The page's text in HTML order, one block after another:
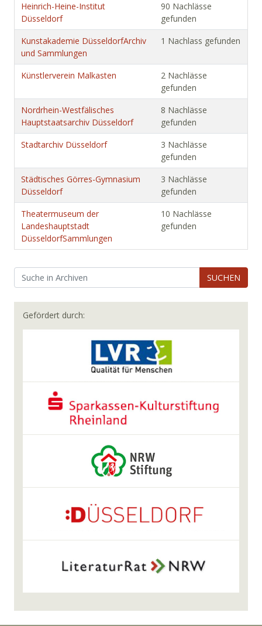
Heinrich-Heine-Institut
Düsseldorf
90 Nachlässe
gefunden
Kunstakademie DüsseldorfArchiv
und Sammlungen
1 Nachlass gefunden
Künstlerverein Malkasten
2 Nachlässe
gefunden
Nordrhein-Westfälisches
Hauptstaatsarchiv Düsseldorf
8 Nachlässe
gefunden
Stadtarchiv Düsseldorf
3 Nachlässe
gefunden
Städtisches Görres-Gymnasium
Düsseldorf
3 Nachlässe
gefunden
Theatermuseum der
Landeshauptstadt
DüsseldorfSammlungen
10 Nachlässe
gefunden
SUCHEN
Gefördert durch: